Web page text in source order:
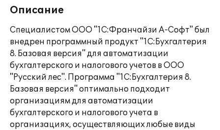
Описание
Специалистом ООО "1С:Франчайзи А-Софт" был
внедрен программный продукт "1С:Бухгалтерия
8. Базовая версия" для автоматизации
бухгалтерского и налогового учетов в ООО
"Русский лес". Программа "1C:Бухгалтерия 8.
Базовая версия" оптимально подходит
организациям для автоматизации
бухгалтерского и налогового учета в
организациях, осуществляющих любые виды